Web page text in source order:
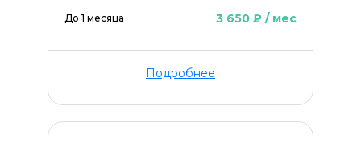
До 1 месяца 3 650 ₽ / мес
Подробнее